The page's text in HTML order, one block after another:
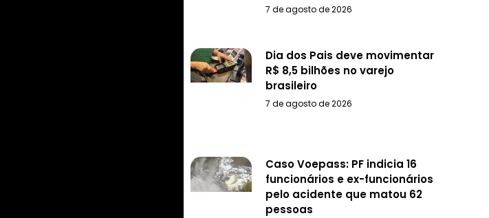
7 de agosto de 2026
Dia dos Pais deve movimentar
R$ 8,5 bilhões no varejo
brasileiro
7 de agosto de 2026
Caso Voepass: PF indicia 16
funcionários e ex-funcionários
pelo acidente que matou 62
pessoas